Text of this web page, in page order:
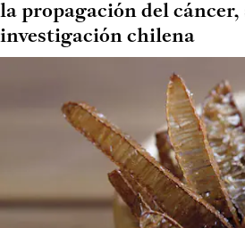
la propagación del cáncer,
investigación chilena